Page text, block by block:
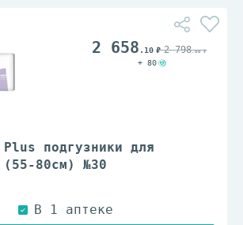
подгузники для
(55-80см) №30
2 658 .10 2 798.00
+ 80